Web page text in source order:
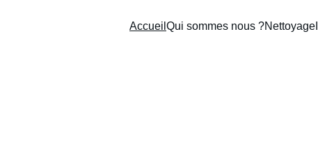
Accueil Qui sommes nous ?Nettoyage